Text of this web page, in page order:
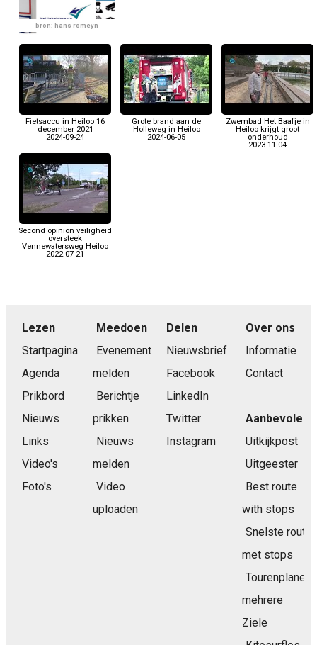
bron: hans romeyn
Fietsaccu in Heiloo 16
december 2021
2024-09-24
Grote brand aan de
Holleweg in Heiloo
2024-06-05
Zwembad Het Baafje in
Heiloo krijgt groot
onderhoud
2023-11-04
Second opinion veiligheid
oversteek
Vennewatersweg Heiloo
2022-07-21
Lezen
Startpagina
Agenda
Prikbord
Nieuws
Links
Video's
Foto's
Meedoen
Evenement
melden
Berichtje
prikken
Nieuws
melden
Video
uploaden
Delen
Nieuwsbrief
Facebook
LinkedIn
Twitter
Instagram
Over ons
Informatie
Contact
Aanbevolen
Uitkijkpost
Uitgeester
Best route
with stops
Snelste route
met stops
Tourenplaner
mehrere
Ziele